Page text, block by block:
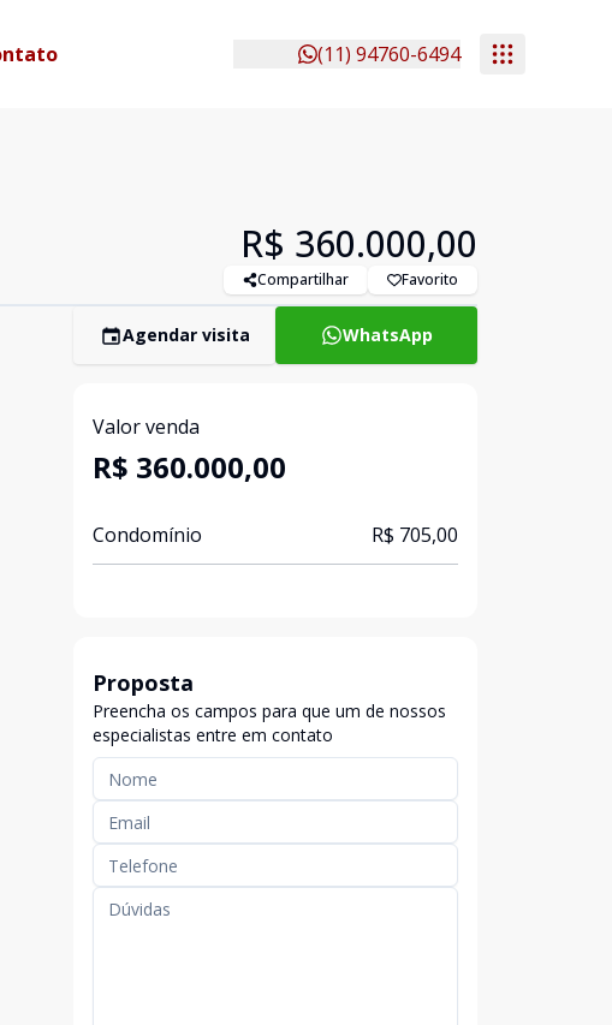
(11) 94760-6494
R$ 360.000,00
Compartilhar Favorito
Agendar visita WhatsApp
Valor venda
R$ 360.000,00
Condomínio R$ 705,00
Proposta
Preencha os campos para que um de nossos
especialistas entre em contato